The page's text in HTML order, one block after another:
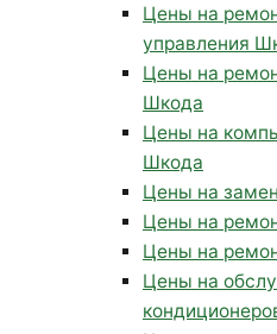
Цены на
управления
Цены на
Шкода
Цены на
Шкода
Цены на
Цены на
Цены на
Цены на